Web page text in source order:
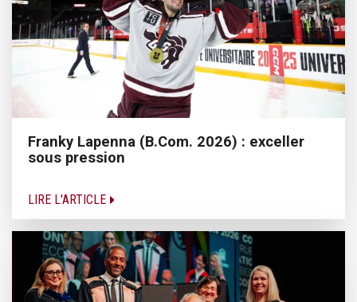
Franky Lapenna (B.Com. 2026) : exceller
sous pression
LIRE L'ARTICLE